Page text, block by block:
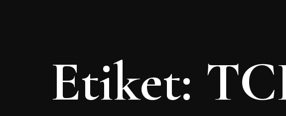
Etiket: